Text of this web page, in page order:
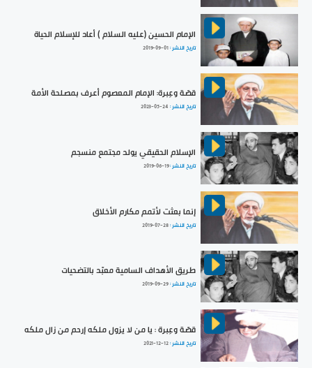
الإمام الحسين (عليه السلام ) أعاد للإسلام الحياة
تاريخ النشر :2019-09-01
قصّة وعِبرة: الإمام المعصوم أعرف بمصلحة الأمة
تاريخ النشر : 2023-05-24
الإسلام الحقيقي يولد مجتمع منسجم
تاريخ النشر :2019-06-19
إنما بعثت لأتمم مكارم الأخلاق
تاريخ النشر :2019-07-28
طريق الأهداف السامية معبّد بالتضحيات
تاريخ النشر :2019-09-29
قصّة وعِبرة : يا من لا يزول ملكه إرحم من زال ملكه
تاريخ النشر :2021-12-12